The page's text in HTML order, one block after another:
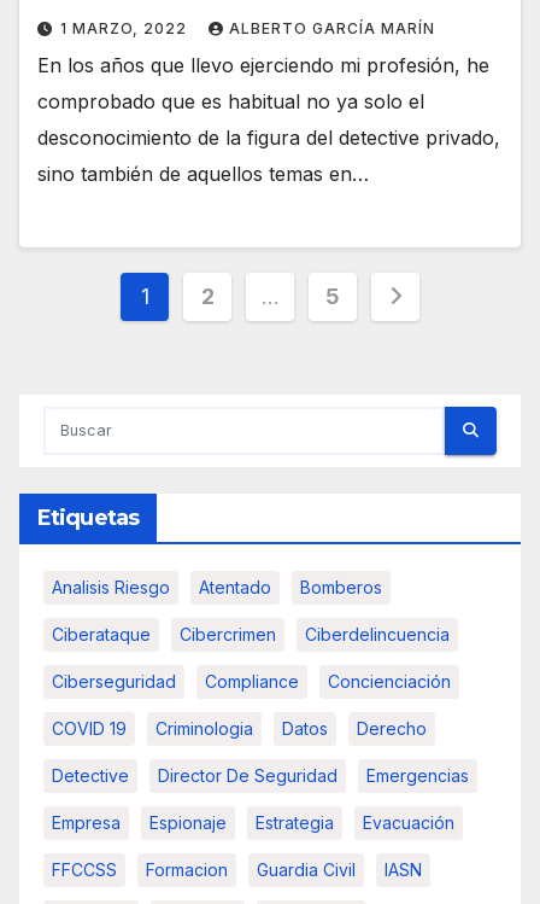
1 MARZO, 2022 ALBERTO GARCÍA MARÍN
En los años que llevo ejerciendo mi profesión, he
comprobado que es habitual no ya solo el
desconocimiento de la figura del detective privado,
sino también de aquellos temas en…
Paginación
1 2 … 5
Etiquetas
Analisis Riesgo Atentado Bomberos
Ciberataque Cibercrimen Ciberdelincuencia
Ciberseguridad Compliance Concienciación
COVID 19 Criminologia Datos Derecho
Detective Director De Seguridad Emergencias
Empresa Espionaje Estrategia Evacuación
FFCCSS Formacion Guardia Civil IASN